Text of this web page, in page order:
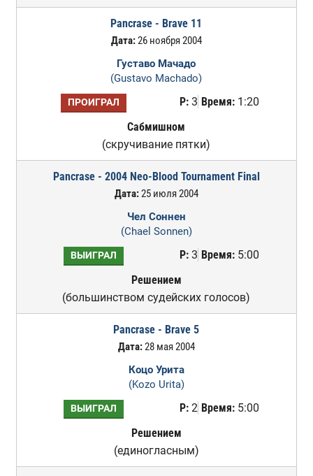
Pancrase - Brave 11
Дата:26 ноября 2004
Густаво Мачадо
(Gustavo Machado)
ПРОИГРАЛ Р:3 Время:1:20
Сабмишном
(скручивание пятки)
Pancrase - 2004 Neo-Blood Tournament Final
Дата:25 июля 2004
Чел Соннен
(Chael Sonnen)
ВЫИГРАЛ Р:3 Время:5:00
Решением
(большинством судейских голосов)
Pancrase - Brave 5
Дата:28 мая 2004
Коцо Урита
(Kozo Urita)
ВЫИГРАЛ Р:2 Время:5:00
Решением
(единогласным)